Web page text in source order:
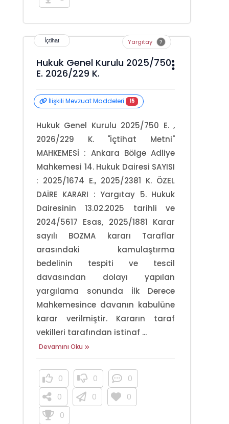
Yargıtay
Hukuk Genel Kurulu 2025/750
E. 2026/229 K.
İlişkili Mevzuat Maddeleri 15
Hukuk Genel Kurulu 2025/750 E. ,
2026/229 K. "İçtihat Metni"
MAHKEMESİ : Ankara Bölge Adliye
Mahkemesi 14. Hukuk Dairesi SAYISI
: 2025/1674 E., 2025/2381 K. ÖZEL
DAİRE KARARI : Yargıtay 5. Hukuk
Dairesinin 13.02.2025 tarihli ve
2024/5617 Esas, 2025/1881 Karar
sayılı BOZMA kararı Taraflar
arasındaki kamulaştırma
bedelinin tespiti ve tescil
davasından dolayı yapılan
yargılama sonunda İlk Derece
Mahkemesince davanın kabulüne
karar verilmiştir. Kararın taraf
vekilleri tarafından istinaf ...
Devamını Oku
0 0
0
0
0
0
0